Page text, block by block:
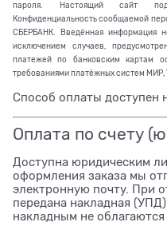
пароля. Настоящий сайт
Конфиденциальность сообщаемой
СБЕРБАНК. Введённая информация
исключением случаев,
платежей по банковским картам
требованиями платёжных систем МИР,
Способ оплаты доступен
Оплата по счету
Доступна юридическим
оформления заказа мы
электронную почту. При
передана накладная
накладным не